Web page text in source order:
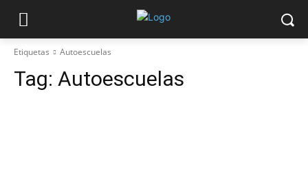
Etiquetas Autoescuelas
Tag: Autoescuelas